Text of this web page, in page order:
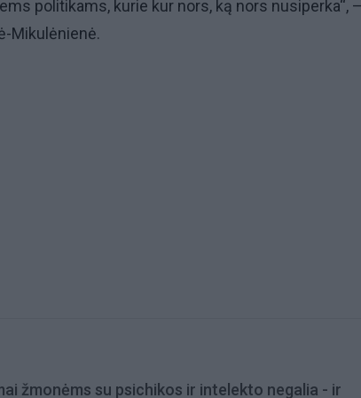
politikams, kurie kur nors, ką nors nusiperka“,
Mikulėnienė.
žmonėms su psichikos ir intelekto negalia - ir